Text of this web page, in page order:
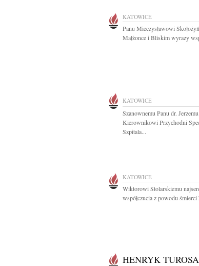
KATOWICE
Panu Mieczysławowi
Małżonce i Bliskim wyrazy
KATOWICE
Szanownemu Panu dr.
Kierownikowi Przychodni
Szpitala...
KATOWICE
Wiktorowi Stolarskiemu
współczucia z powodu śmierci
HENRYK TUROSA